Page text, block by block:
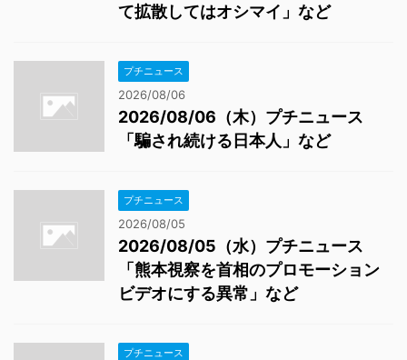
て拡散してはオシマイ」など
プチニュース
2026/08/06
2026/08/06（木）プチニュース
「騙され続ける日本人」など
プチニュース
2026/08/05
2026/08/05（水）プチニュース
「熊本視察を首相のプロモーション
ビデオにする異常」など
プチニュース